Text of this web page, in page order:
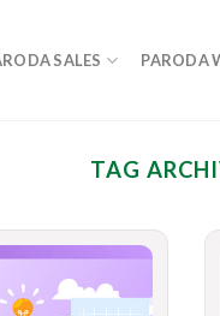
SALES PARODA
TAG